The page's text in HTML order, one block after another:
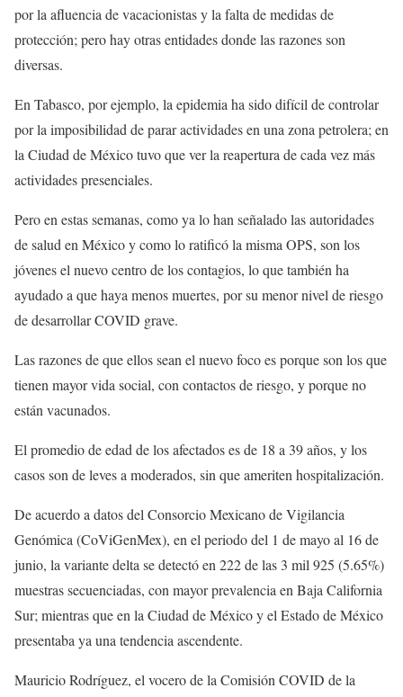
por la afluencia de vacacionistas y la falta de medidas de
protección; pero hay otras entidades donde las razones son
diversas.
En Tabasco, por ejemplo, la epidemia ha sido difícil de controlar
por la imposibilidad de parar actividades en una zona petrolera; en
la Ciudad de México tuvo que ver la reapertura de cada vez más
actividades presenciales.
Pero en estas semanas, como ya lo han señalado las autoridades
de salud en México y como lo ratificó la misma OPS, son los
jóvenes el nuevo centro de los contagios, lo que también ha
ayudado a que haya menos muertes, por su menor nivel de riesgo
de desarrollar COVID grave.
Las razones de que ellos sean el nuevo foco es porque son los que
tienen mayor vida social, con contactos de riesgo, y porque no
están vacunados.
El promedio de edad de los afectados es de 18 a 39 años, y los
casos son de leves a moderados, sin que ameriten hospitalización.
De acuerdo a datos del Consorcio Mexicano de Vigilancia
Genómica (CoViGenMex), en el periodo del 1 de mayo al 16 de
junio, la variante delta se detectó en 222 de las 3 mil 925 (5.65%)
muestras secuenciadas, con mayor prevalencia en Baja California
Sur; mientras que en la Ciudad de México y el Estado de México
presentaba ya una tendencia ascendente.
Mauricio Rodríguez, el vocero de la Comisión COVID de la